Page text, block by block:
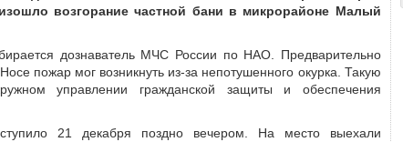
возгорание частной бани в микрорайоне Малый
дознаватель МЧС России по НАО. Предварительно
пожар мог возникнуть из-за непотушенного окурка. Такую
управлении гражданской защиты и обеспечения
21 декабря поздно вечером. На место выехали